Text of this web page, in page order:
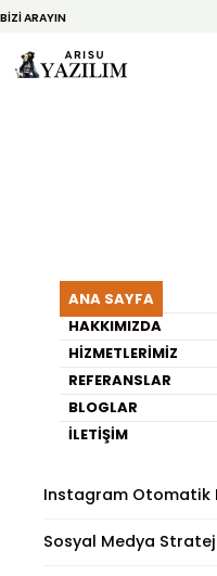
BİZİ ARAYIN
ANA SAYFA
HAKKIMIZDA
HIZMETLERIMIZ
REFERANSLAR
BLOGLAR
İLETIŞIM
Etkili Sosyal
Planlama
En Son Yayınlananlar
Gömülü Sistemlerde
Instagram Otomatik
Sosyal Medya